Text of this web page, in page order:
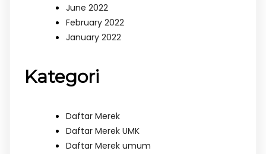
June 2022
February 2022
January 2022
Kategori
Daftar Merek
Daftar Merek UMK
Daftar Merek umum